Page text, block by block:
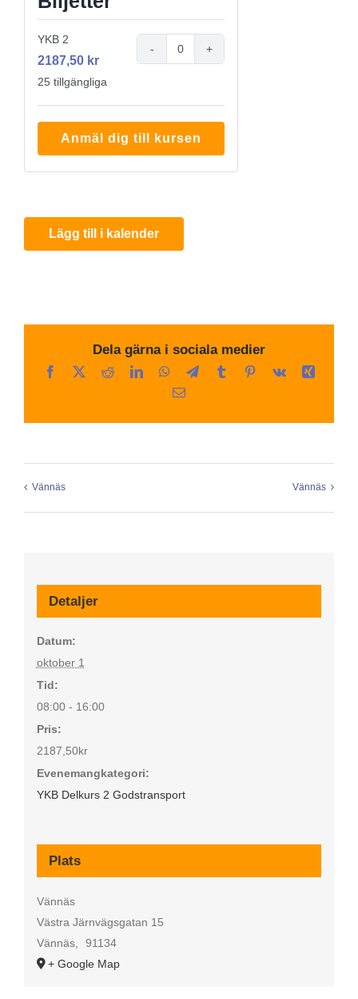
YKB 2
2187,50 kr
25 tillgängliga
Antal
Anmäl dig till kursen
Lägg till i kalender
Dela gärna i sociala medier
Facebook
X RedditLinkedInWhatsApp
TelegramTumblrPinterest
Vk
Xing
E-
Vännäs Vännäs
Detaljer
Datum:
oktober 1
Tid:
08:00 - 16:00
Pris:
2187,50kr
Evenemangkategori:
YKB Delkurs 2 Godstransport
Plats
Vännäs
Västra Järnvägsgatan 15
Vännäs,
91134
+ Google Map